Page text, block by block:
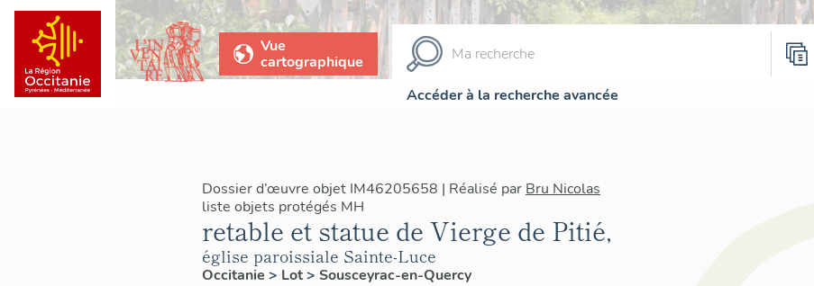
Vue
cartographique
Accéder à la recherche avancée
Dossier d’œuvre objet IM46205658 | Réalisé par Bru Nicolas
liste objets protégés MH
retable et statue de Vierge de Pitié,
église paroissiale Sainte-Luce
Occitanie > Lot> Sousceyrac-en-Quercy